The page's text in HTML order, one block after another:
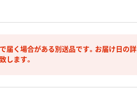
届く場合がある別送品です。お届け日の詳
します。